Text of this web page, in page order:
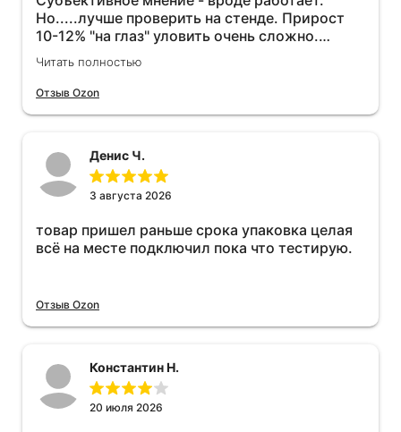
Но.....лучше проверить на стенде. Прирост
10-12% "на глаз" уловить очень сложно.
Покатаюсь, потом отключу и посмотрю, что
будет 😁.
Читать полностью
Отзыв Ozon
Денис Ч.
3 августа 2026
товар пришел раньше срока упаковка целая
всё на месте подключил пока что тестирую.
Отзыв Ozon
Константин Н.
20 июля 2026